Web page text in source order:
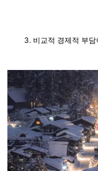
3. 비교적 경제적 부